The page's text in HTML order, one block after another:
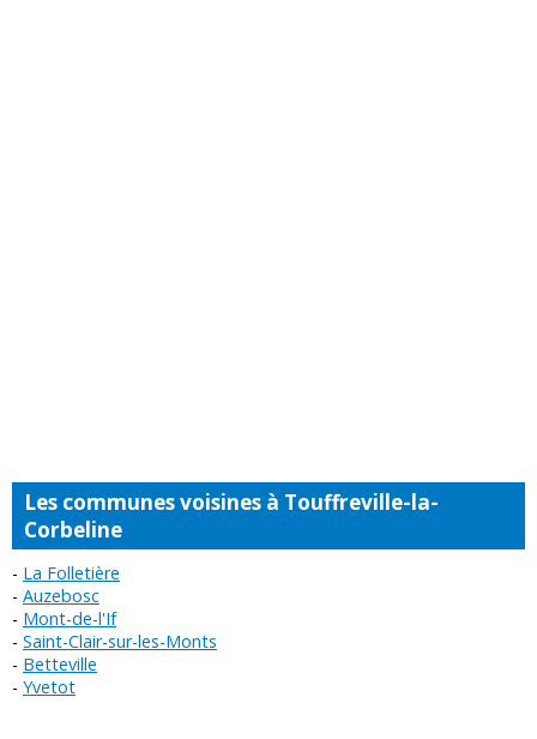
Les communes voisines à Touffreville-la-
Corbeline
La Folletière
Auzebosc
Mont-de-l'If
Saint-Clair-sur-les-Monts
Betteville
Yvetot